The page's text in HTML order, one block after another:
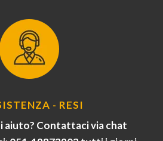
- RESI
aiuto? Contattaci via chat